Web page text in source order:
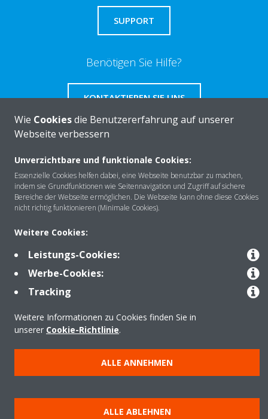
SUPPORT
Benötigen Sie Hilfe?
KONTAKTIEREN SIE UNS
Über DAIKIN
Anwendungsbereiche
Kontakt
Copyright © Daikin
Wie Cookiesdie Benutzererfahrung auf unserer
Webseite verbessern
Unverzichtbare und funktionale Cookies:
Essenzielle Cookies helfen dabei, eine Webseite benutzbar zu machen,
indem sie Grundfunktionen wie Seitennavigation und Zugriff auf sichere
Bereiche der Webseite ermöglichen. Die Webseite kann ohne diese Cookies
nicht richtig funktionieren (Minimale Cookies).
Weitere Cookies:
Leistungs-Cookies:
Werbe-Cookies:
Tracking
Weitere Informationen zu Cookies finden Sie in
unserer Cookie-Richtlinie.
ALLE ANNEHMEN
ALLE ABLEHNEN